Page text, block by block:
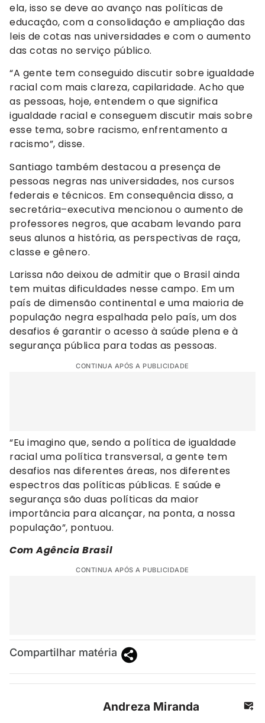
ela, isso se deve ao avanço nas políticas de
educação, com a consolidação e ampliação das
leis de cotas nas universidades e com o aumento
das cotas no serviço público.
“A gente tem conseguido discutir sobre igualdade
racial com mais clareza, capilaridade. Acho que
as pessoas, hoje, entendem o que significa
igualdade racial e conseguem discutir mais sobre
esse tema, sobre racismo, enfrentamento a
racismo”, disse.
Santiago também destacou a presença de
pessoas negras nas universidades, nos cursos
federais e técnicos. Em consequência disso, a
secretária–executiva mencionou o aumento de
professores negros, que acabam levando para
seus alunos a história, as perspectivas de raça,
classe e gênero.
Larissa não deixou de admitir que o Brasil ainda
tem muitas dificuldades nesse campo. Em um
país de dimensão continental e uma maioria de
população negra espalhada pelo país, um dos
desafios é garantir o acesso à saúde plena e à
segurança pública para todas as pessoas.
CONTINUA APÓS A PUBLICIDADE
“Eu imagino que, sendo a política de igualdade
racial uma política transversal, a gente tem
desafios nas diferentes áreas, nos diferentes
espectros das políticas públicas. E saúde e
segurança são duas políticas da maior
importância para alcançar, na ponta, a nossa
população”, pontuou.
Com Agência Brasil
CONTINUA APÓS A PUBLICIDADE
Compartilhar matéria
Andreza Miranda